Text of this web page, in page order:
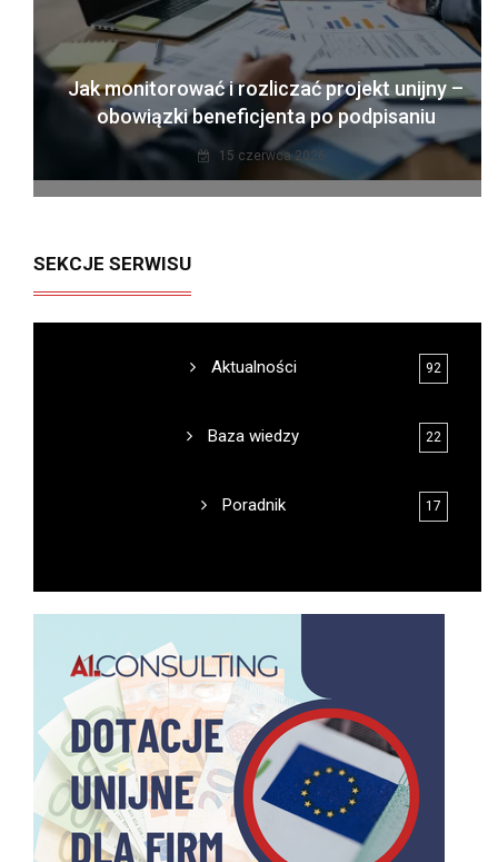
Jak monitorować i rozliczać projekt unijny –
obowiązki beneficjenta po podpisaniu
15 czerwca 2026
SEKCJE SERWISU
Aktualności 92
Baza wiedzy 22
Poradnik 17